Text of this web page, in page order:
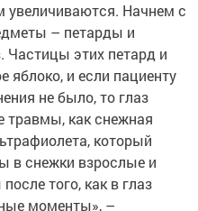
Начнем с
– петарды и
Частицы этих петард и
яблоко, и если пациенту
не было, то глаз
травмы, как снежная
который
в снежки взрослые и
того, как в глаз
моменты», –